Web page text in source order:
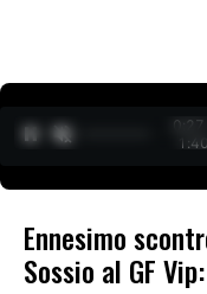
1:40
Ennesimo
Sossio al GF